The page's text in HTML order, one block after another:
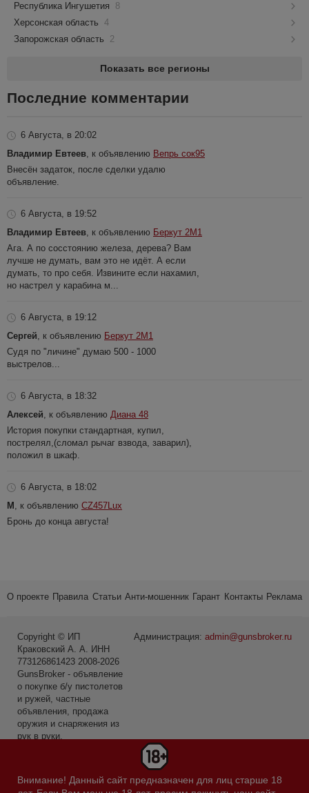
Республика Ингушетия
8
Херсонская область 4
Запорожская область
2
Показать все регионы
Последние комментарии
6 Августа, в 20:02
Владимир Евтеев , к объявлению Вепрь сок95
Внесён задаток, после сделки удалю
объявление.
6 Августа, в 19:52
Владимир Евтеев , к объявлению Беркут 2М1
Ага. А по сосстоянию железа, дерева? Вам
лучше не думать, вам это не идёт. А если
думать, то про себя. Извините если нахамил,
но настрел у карабина м...
6 Августа, в 19:12
Сергей , к объявлению Беркут 2М1
Судя по "личине" думаю 500 - 1000
выстрелов...
6 Августа, в 18:32
Алексей , к объявлению Диана 48
История покупки стандартная, купил,
пострелял,(сломал рычаг взвода, заварил),
положил в шкаф.
6 Августа, в 18:02
M , к объявлению CZ457Lux
Бронь до конца августа!
Внимание! Данный сайт предназначен для лиц старше 18
О проекте Правила Статьи Анти-мошенник Гарант Контакты Реклама
Администрация: admin@gunsbroker.ru
Copyright © ИП
Краковский А. А. ИНН
773126861423 2008-2026
GunsBroker - объявление
о покупке б/у пистолетов
и ружей, частные
объявления, продажа
оружия и снаряжения из
рук в руки.
и рыбалка по данным